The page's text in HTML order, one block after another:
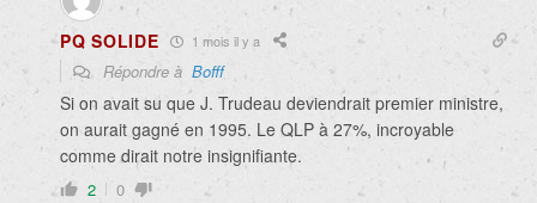
PQ SOLIDE 1 mois il y a
Répondre à Bofff
Si on avait su que J. Trudeau deviendrait premier ministre,
on aurait gagné en 1995. Le QLP à 27%, incroyable
comme dirait notre insignifiante.
2 0